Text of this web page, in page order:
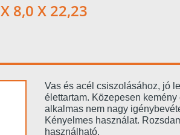
8,0 X 22,23
Vas és acél csiszolásához, jó
élettartam. Közepesen kemény
alkalmas nem nagy
Kényelmes használat.
használható.